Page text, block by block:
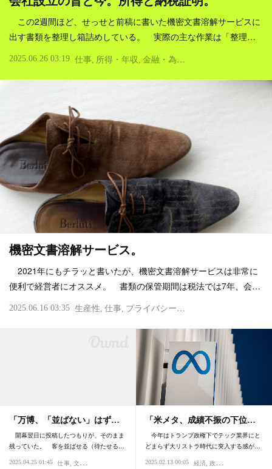
この2週間ほど、せっせと前稿に書いた機密文書溶解サービスに
出す書類を整理し箱詰めしている。 実際の主な作業は「整理…
2025.06.26 03:19 仕事 所得・年収 金融・為替
機密文書溶解サービス。
2021年にもチラッと書いたが、機密文書溶解サービスは非常に
便利で経営者にオススメ。 書類の保管期間は税法では7年、会…
2025.06.16 03:35 生産性 仕事 プライバシー・個人情報
「万博、「並ばない」はず…
開幕翌日に投稿したつもりが、そのまま
残っていた。 客を並ばせる（待たせる…
2025.04.25 01:45 仕事 文化・人種・民族
「米メタ、成績不振の下位…
今年はトランプ政権下でテック業界にと
どまらず大リストラ時代に突入する感が…
2025.02.13 00:05 経済 政治